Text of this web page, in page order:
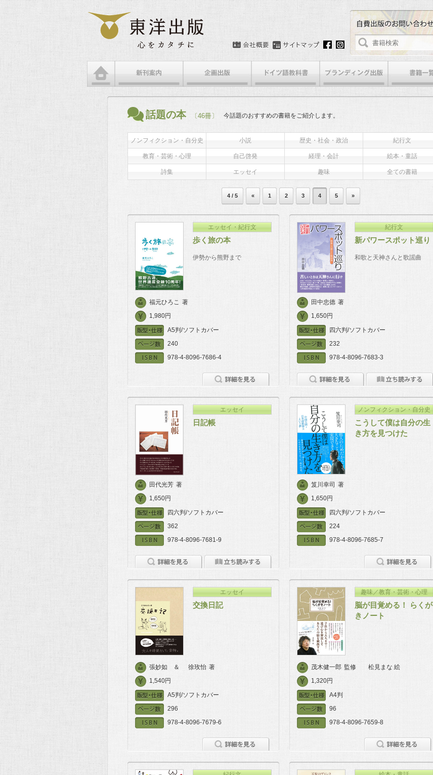
話題の本 〔46冊〕 今話題のおすすめの書籍をご紹介します。
ノンフィクション・自分史 小説 歴史・社会・政治 紀行文
教育・芸術・心理 自己啓発 経理・会計 絵本・童話
詩集 エッセイ 趣味 全ての書籍
4 / 5 « 1 2 3 4 5 »
エッセイ・紀行文
歩く旅の本
伊勢から熊野まで
福元ひろこ 著
1,980円
A5判/ソフトカバー
240
978-4-8096-7686-4
紀行文
新パワースポット巡り
和歌と天神さんと歌謡曲
田中忠德 著
1,650円
四六判/ソフトカバー
232
978-4-8096-7683-3
エッセイ
日記帳
田代光芳 著
1,650円
四六判/ソフトカバー
362
978-4-8096-7681-9
ノンフィクション・自分史
こうして僕は自分の生
き方を見つけた
笈川幸司 著
1,650円
四六判/ソフトカバー
224
978-4-8096-7685-7
エッセイ
交換日記
張妙如 ＆ 徐玫怡 著
1,540円
A5判/ソフトカバー
296
978-4-8096-7679-6
趣味／教育・芸術・心理
脳が目覚める！ らくが
きノート
茂木健一郎 監修
松見まな 絵
1,320円
A4判
96
978-4-8096-7659-8